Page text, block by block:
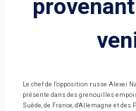
Le chef de l'opposition russe Alexei
présente dans des grenouilles
Suède, de France, d'Allemagne et